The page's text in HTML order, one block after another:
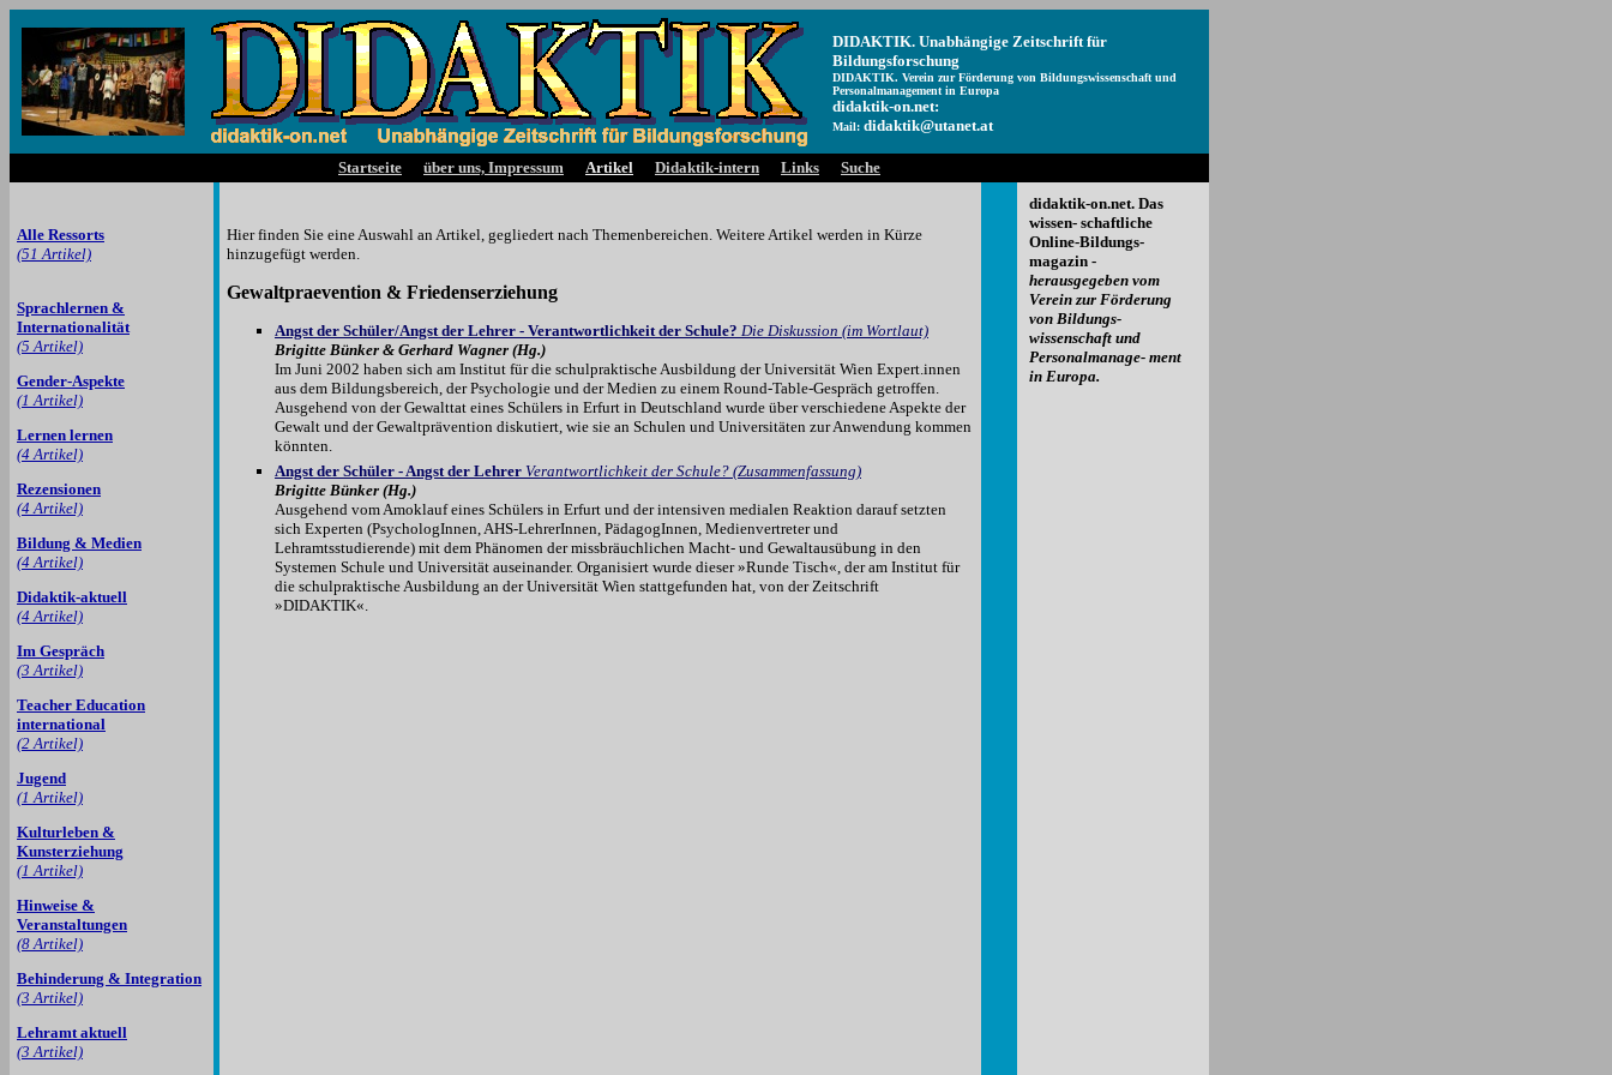
DIDAKTIK. Unabhängige Zeitschrift für
Bildungsforschung
DIDAKTIK. Verein zur Förderung von Bildungswissenschaft und
Personalmanagement in Europa
didaktik-on.net:
Mail: didaktik@utanet.at
Startseite über uns, Impressum Artikel Didaktik-intern Links Suche
Alle Ressorts
(51 Artikel)
Sprachlernen &
Internationalität
(5 Artikel)
Gender-Aspekte
(1 Artikel)
Lernen lernen
(4 Artikel)
Rezensionen
(4 Artikel)
Bildung & Medien
(4 Artikel)
Didaktik-aktuell
(4 Artikel)
Im Gespräch
(3 Artikel)
Teacher Education
international
(2 Artikel)
Jugend
(1 Artikel)
Kulturleben &
Kunsterziehung
(1 Artikel)
Hinweise &
Veranstaltungen
(8 Artikel)
Behinderung & Integration
(3 Artikel)
Lehramt aktuell
(3 Artikel)
Hier finden Sie eine Auswahl an Artikel, gegliedert nach Themenbereichen. Weitere Artikel werden in Kürze
hinzugefügt werden.
Gewaltpraevention & Friedenserziehung
Angst der Schüler/Angst der Lehrer - Verantwortlichkeit der Schule? Die Diskussion (im Wortlaut)
Brigitte Bünker & Gerhard Wagner (Hg.)
Im Juni 2002 haben sich am Institut für die schulpraktische Ausbildung der Universität Wien Expert.innen
aus dem Bildungsbereich, der Psychologie und der Medien zu einem Round-Table-Gespräch getroffen.
Ausgehend von der Gewalttat eines Schülers in Erfurt in Deutschland wurde über verschiedene Aspekte der
Gewalt und der Gewaltprävention diskutiert, wie sie an Schulen und Universitäten zur Anwendung kommen
könnten.
Angst der Schüler - Angst der Lehrer Verantwortlichkeit der Schule? (Zusammenfassung)
Brigitte Bünker (Hg.)
Ausgehend vom Amoklauf eines Schülers in Erfurt und der intensiven medialen Reaktion darauf setzten
sich Experten (PsychologInnen, AHS-LehrerInnen, PädagogInnen, Medienvertreter und
Lehramtsstudierende) mit dem Phänomen der missbräuchlichen Macht- und Gewaltausübung in den
Systemen Schule und Universität auseinander. Organisiert wurde dieser »Runde Tisch«, der am Institut für
die schulpraktische Ausbildung an der Universität Wien stattgefunden hat, von der Zeitschrift
»DIDAKTIK«.
didaktik-on.net. Das
wissen- schaftliche
Online-Bildungs-
magazin -
herausgegeben vom
Verein zur Förderung
von Bildungs-
wissenschaft und
Personalmanage- ment
in Europa.